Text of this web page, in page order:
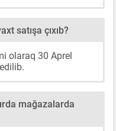
satışa çıxıb?
olaraq 30 Aprel
mağazalarda